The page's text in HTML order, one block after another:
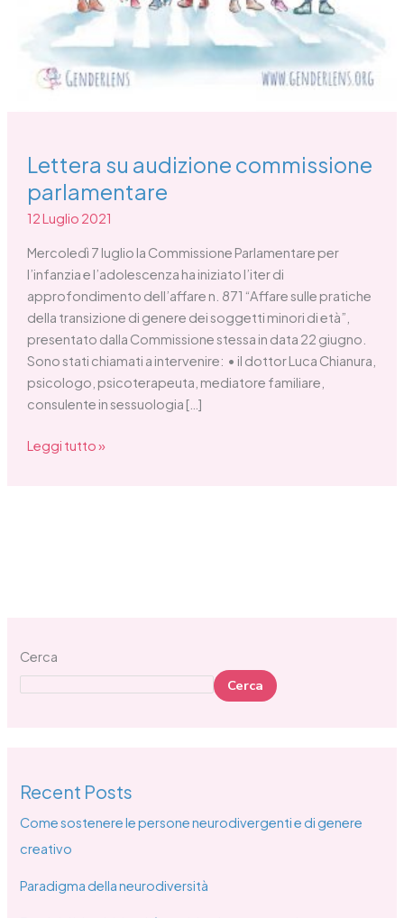
Lettera su audizione commissione
parlamentare
12 Luglio 2021
Mercoledì 7 luglio la Commissione Parlamentare per
l’infanzia e l’adolescenza ha iniziato l’iter di
approfondimento dell’affare n. 871 “Affare sulle pratiche
della transizione di genere dei soggetti minori di età”,
presentato dalla Commissione stessa in data 22 giugno.
Sono stati chiamati a intervenire: • il dottor Luca Chianura,
psicologo, psicoterapeuta, mediatore familiare,
consulente in sessuologia […]
Leggi tutto »
Cerca
Cerca
Recent Posts
Come sostenere le persone neurodivergenti e di genere
creativo
Paradigma della neurodiversità